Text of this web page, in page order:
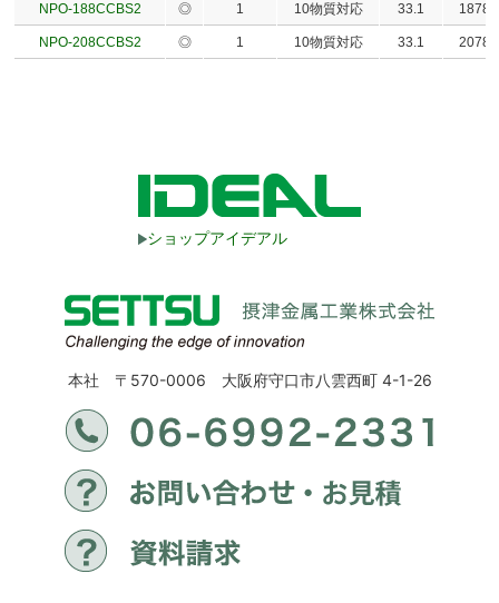
NPO-188CCBS2 ◎ 1 10物質対応 33.1 1878
NPO-208CCBS2 ◎ 1 10物質対応 33.1 2078
ショップアイデアル
本社 〒570-0006 大阪府守口市八雲西町 4-1-26